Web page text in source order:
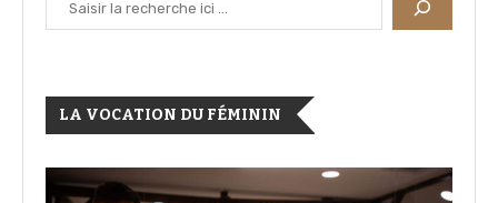
LA VOCATION DU FÉMININ